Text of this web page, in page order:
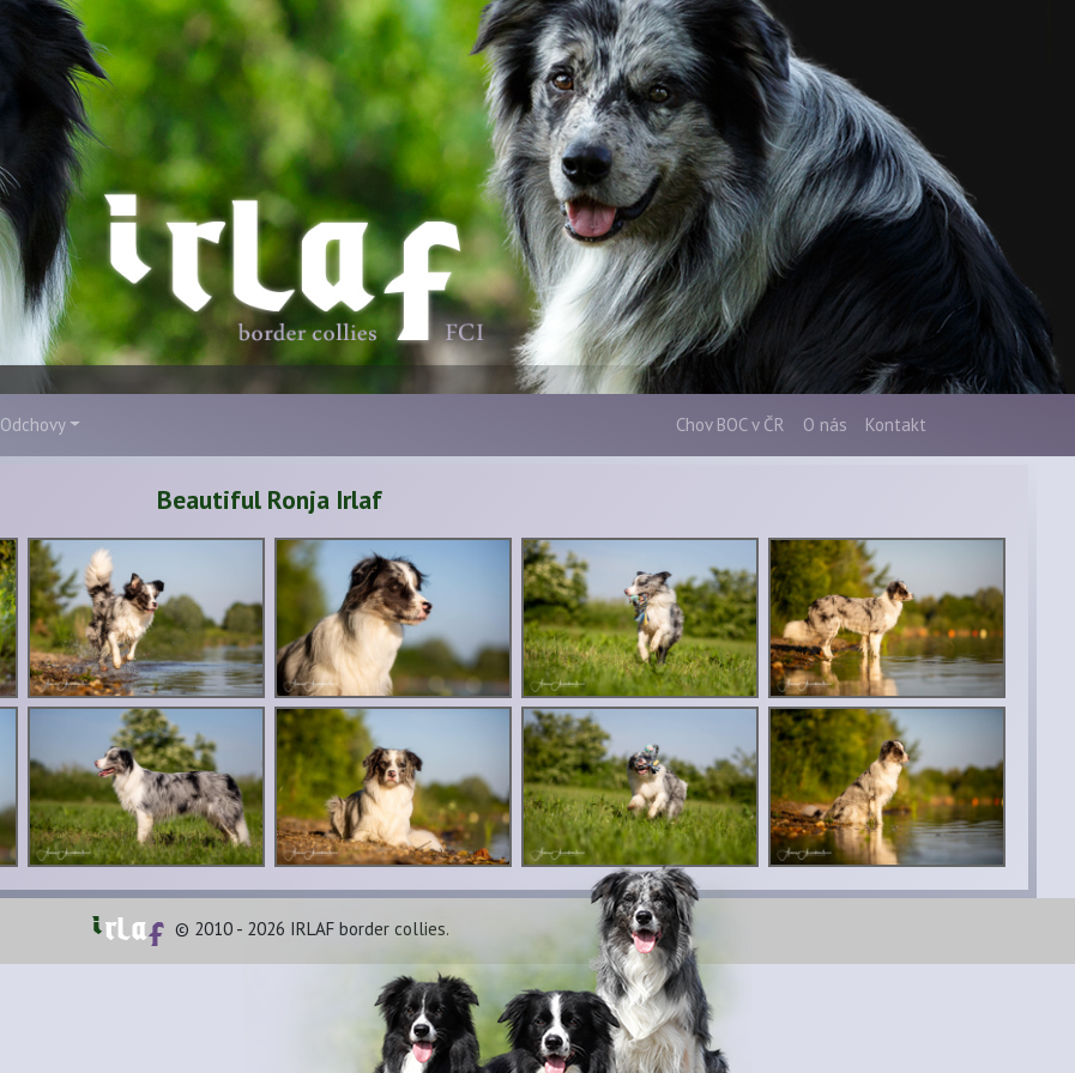
Odchovy Chov BOC v ČR O nás Kontakt
Beautiful Ronja Irlaf
© 2010 - 2026 IRLAF border collies.